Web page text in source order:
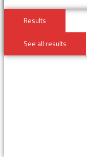
Results
See all results